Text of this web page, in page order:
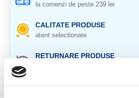
la comenzi de peste 239 lei
CALITATE PRODUSE
atent selectionate
RETURNARE PRODUSE
GARANTIE PRODUSE